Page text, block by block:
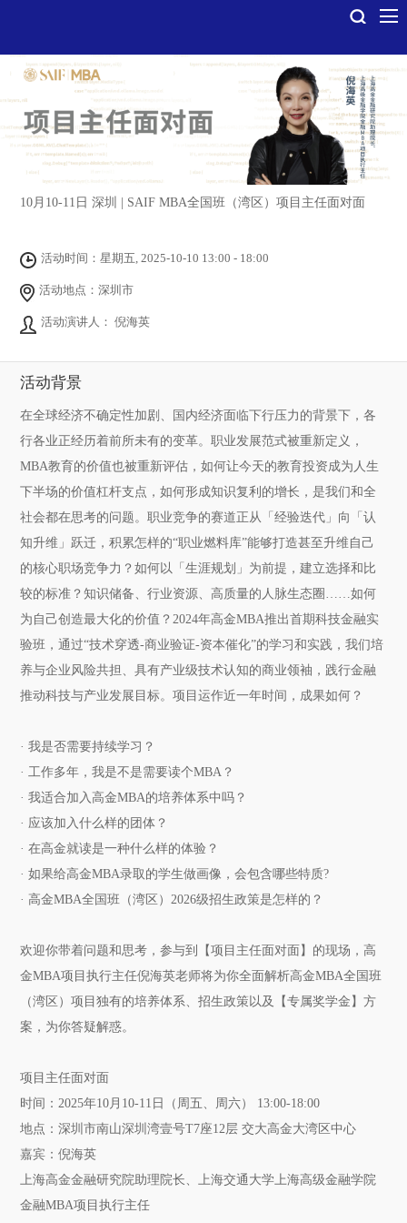
10月10-11日 深圳 | SAIF MBA全国班（湾区）项目主任面对面
活动时间：星期五, 2025-10-10 13:00 - 18:00
活动地点：深圳市
活动演讲人： 倪海英
活动背景
在全球经济不确定性加剧、国内经济面临下行压力的背景下，各
行各业正经历着前所未有的变革。职业发展范式被重新定义，
MBA教育的价值也被重新评估，如何让今天的教育投资成为人生
下半场的价值杠杆支点，如何形成知识复利的增长，是我们和全
社会都在思考的问题。职业竞争的赛道正从「经验迭代」向「认
知升维」跃迁，积累怎样的“职业燃料库”能够打造甚至升维自己
的核心职场竞争力？如何以「生涯规划」为前提，建立选择和比
较的标准？知识储备、行业资源、高质量的人脉生态圈……如何
为自己创造最大化的价值？2024年高金MBA推出首期科技金融实
验班，通过“技术穿透-商业验证-资本催化”的学习和实践，我们培
养与企业风险共担、具有产业级技术认知的商业领袖，践行金融
推动科技与产业发展目标。项目运作近一年时间，成果如何？
· 我是否需要持续学习？
· 工作多年，我是不是需要读个MBA？
· 我适合加入高金MBA的培养体系中吗？
· 应该加入什么样的团体？
· 在高金就读是一种什么样的体验？
· 如果给高金MBA录取的学生做画像，会包含哪些特质?
· 高金MBA全国班（湾区）2026级招生政策是怎样的？
欢迎你带着问题和思考，参与到【项目主任面对面】的现场，高
金MBA项目执行主任倪海英老师将为你全面解析高金MBA全国班
（湾区）项目独有的培养体系、招生政策以及【专属奖学金】方
案，为你答疑解惑。
项目主任面对面
时间：2025年10月10-11日（周五、周六） 13:00-18:00
地点：深圳市南山深圳湾壹号T7座12层 交大高金大湾区中心
嘉宾：倪海英
上海高金金融研究院助理院长、上海交通大学上海高级金融学院
金融MBA项目执行主任